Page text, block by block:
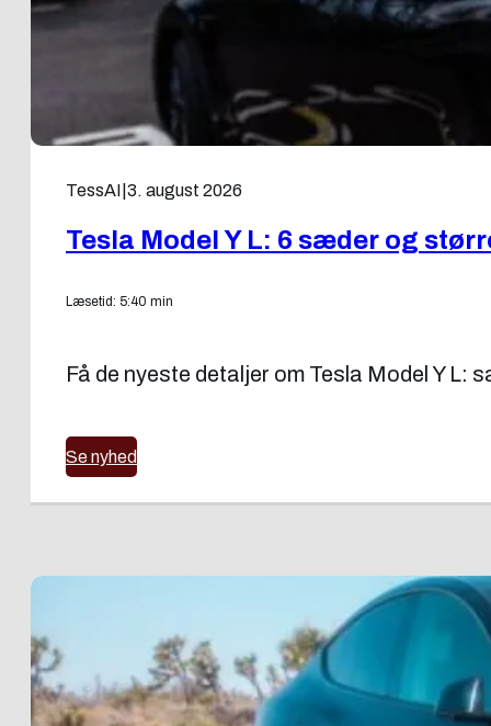
TessAI 3. august 2026
Tesla Model Y L: 6 sæder og
Læsetid: 5:40 min
Få de nyeste detaljer om Tesla Model Y
Se nyhed